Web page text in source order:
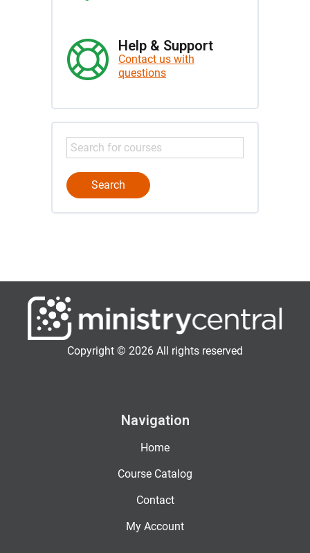
Help & Support
Contact us with
questions
Copyright © 2026 All rights reserved
Navigation
Home
Course Catalog
Contact
My Account